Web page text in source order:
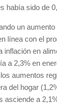
había sido de
un
línea con el
inflación en
a 2,3% en
aumentos
del hogar
asciende a